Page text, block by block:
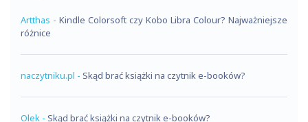
Artthas - Kindle Colorsoft czy Kobo Libra Colour? Najważniejsze
różnice
naczytniku.pl - Skąd brać książki na czytnik e-booków?
Olek - Skąd brać książki na czytnik e-booków?